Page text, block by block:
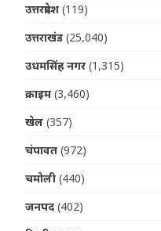
उत्तरप्रदेश (119)
उत्तराखंड (25,040)
उधमसिंह नगर (1,315)
क्राइम (3,460)
खेल (357)
चंपावत (972)
चमोली (440)
जनपद (402)